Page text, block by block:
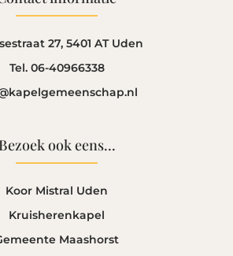
27, 5401 AT Uden
Tel. 06-40966338
Bezoek ook eens...
Koor Mistral Uden
Kruisherenkapel
Maashorst